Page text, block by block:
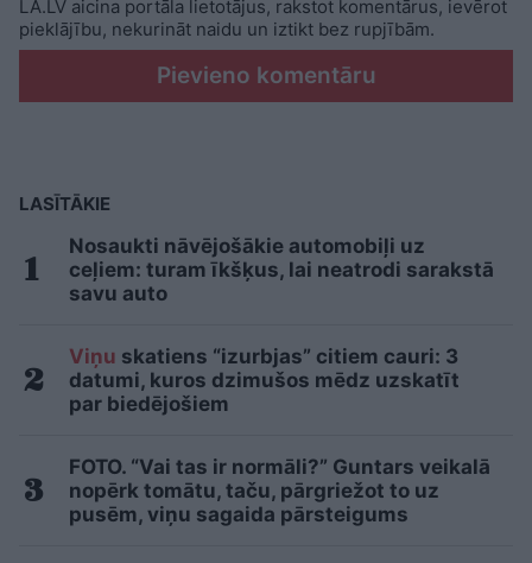
LA.LV aicina portāla lietotājus, rakstot komentārus, ievērot
pieklājību, nekurināt naidu un iztikt bez rupjībām.
Pievieno komentāru
LASĪTĀKIE
Nosaukti nāvējošākie automobiļi uz
ceļiem: turam īkšķus, lai neatrodi sarakstā
savu auto
Viņu skatiens “izurbjas” citiem cauri: 3
datumi, kuros dzimušos mēdz uzskatīt
par biedējošiem
FOTO. “Vai tas ir normāli?” Guntars veikalā
nopērk tomātu, taču, pārgriežot to uz
pusēm, viņu sagaida pārsteigums